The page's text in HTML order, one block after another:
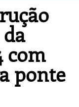
com
ponte